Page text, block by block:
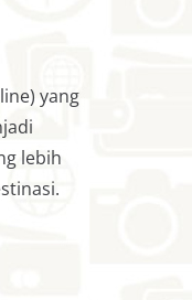
yang
lebih